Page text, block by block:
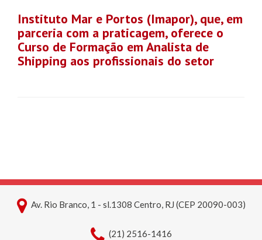
Instituto Mar e Portos (Imapor), que, em
parceria com a praticagem, oferece o
Curso de Formação em Analista de
Shipping aos profissionais do setor
Av. Rio Branco, 1 - sl.1308 Centro, RJ (CEP 20090-003)
(21) 2516-1416